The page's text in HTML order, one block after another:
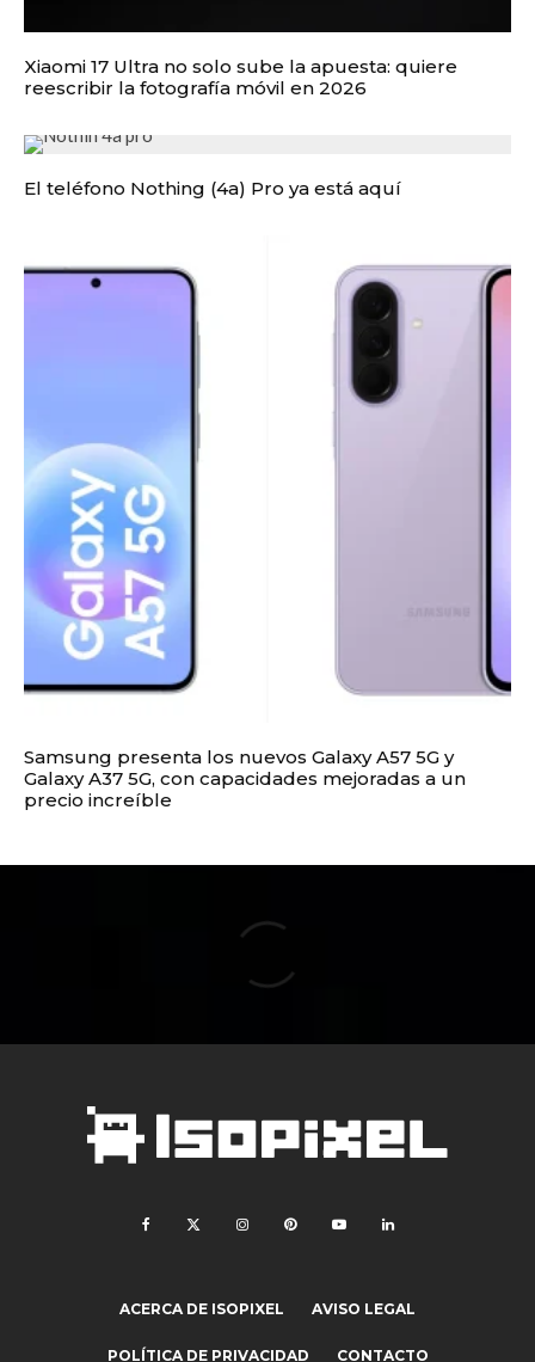
Xiaomi 17 Ultra no solo sube la apuesta: quiere
reescribir la fotografía móvil en 2026
El teléfono Nothing (4a) Pro ya está aquí
Samsung presenta los nuevos Galaxy A57 5G y
Galaxy A37 5G, con capacidades mejoradas a un
precio increíble
ACERCA DE ISOPIXEL AVISO LEGAL
POLÍTICA DE PRIVACIDAD CONTACTO